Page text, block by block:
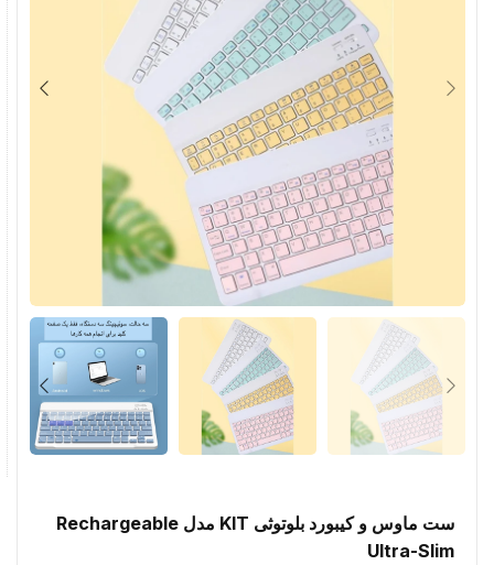
ست ماوس و کیبورد بلوتوثی KIT مدل Rechargeable
Ultra-Slim